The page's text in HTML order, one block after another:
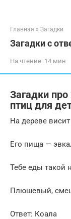
Главная » Загадки
Загадки с
На чтение: 14 мин
Загадки
птиц для
На дереве
Его пища —
Тебе еды такой
Плюшевый,
Ответ: Коала